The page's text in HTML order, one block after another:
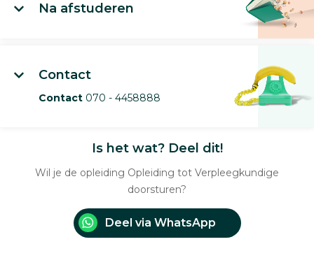
Na afstuderen
Contact
Contact 070 - 4458888
Is het wat? Deel dit!
Wil je de opleiding Opleiding tot Verpleegkundige
doorsturen?
Deel via WhatsApp